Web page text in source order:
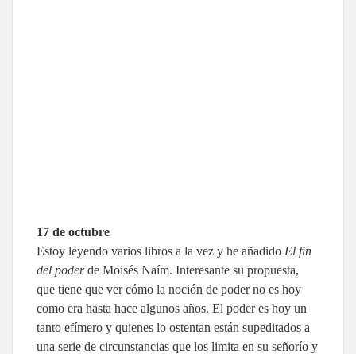
17 de octubre
Estoy leyendo varios libros a la vez y he añadido El fin
del poder de Moisés Naím. Interesante su propuesta,
que tiene que ver cómo la noción de poder no es hoy
como era hasta hace algunos años. El poder es hoy un
tanto efímero y quienes lo ostentan están supeditados a
una serie de circunstancias que los limita en su señorío y